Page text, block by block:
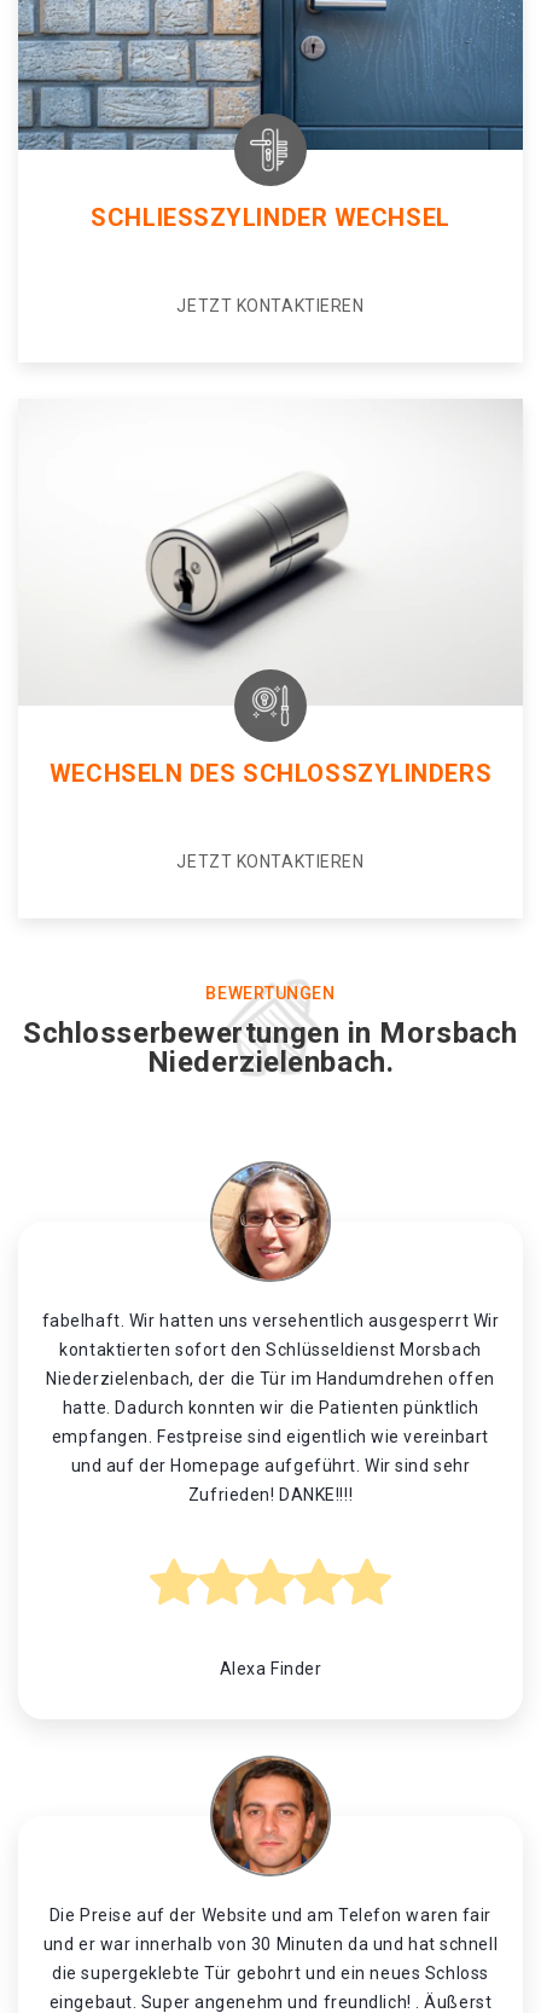
SCHLIESSZYLINDER WECHSEL
JETZT KONTAKTIEREN
WECHSELN DES SCHLOSSZYLINDERS
JETZT KONTAKTIEREN
BEWERTUNGEN
Schlosserbewertungen in Morsbach
Niederzielenbach.
fabelhaft. Wir hatten uns versehentlich ausgesperrt Wir
kontaktierten sofort den Schlüsseldienst Morsbach
Niederzielenbach, der die Tür im Handumdrehen offen
hatte. Dadurch konnten wir die Patienten pünktlich
empfangen. Festpreise sind eigentlich wie vereinbart
und auf der Homepage aufgeführt. Wir sind sehr
Zufrieden! DANKE!!!!
Alexa Finder
Die Preise auf der Website und am Telefon waren fair
und er war innerhalb von 30 Minuten da und hat schnell
die supergeklebte Tür gebohrt und ein neues Schloss
eingebaut. Super angenehm und freundlich! . Äußerst